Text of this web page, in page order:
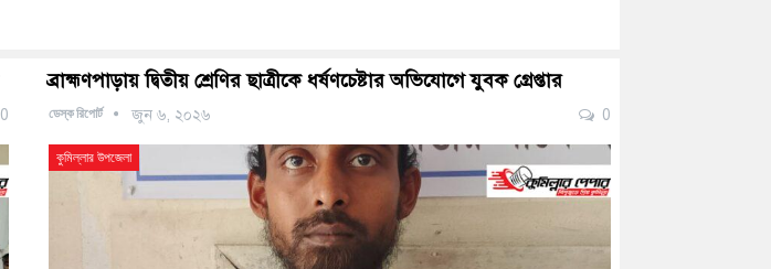
0
ব্রাহ্মণপাড়ায় দ্বিতীয় শ্রেণির ছাত্রীকে ধর্ষণচেষ্টার অভিযোগে যুবক গ্রেপ্তার
ডেস্ক রিপোর্ট জুন ৬, ২০২৬ 0
কুমিল্লার উপজেলা